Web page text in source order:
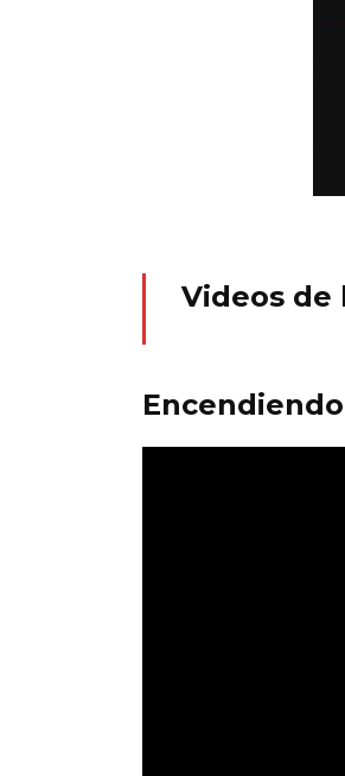
Videos de